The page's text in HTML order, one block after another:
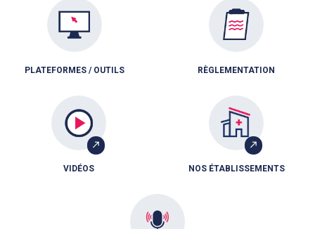
PLATEFORMES / OUTILS RÈGLEMENTATION
VIDÉOS NOS ÉTABLISSEMENTS